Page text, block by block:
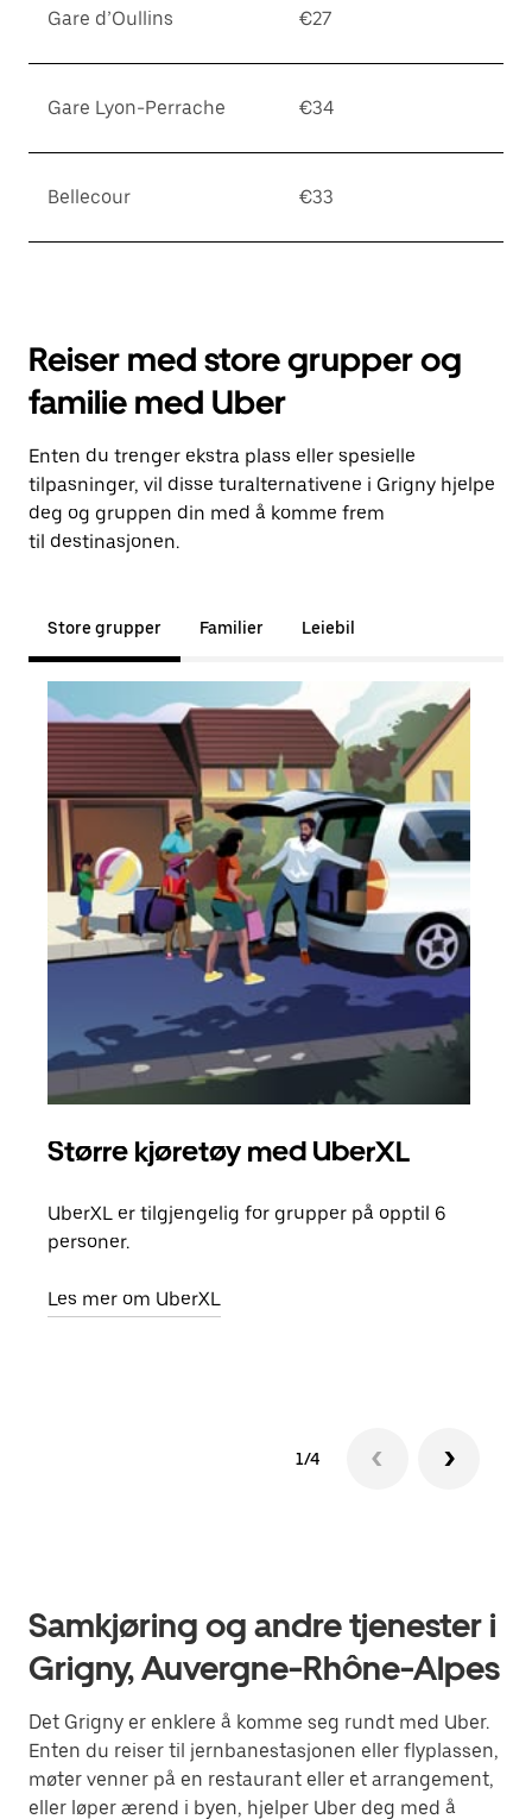
Gare d’Oullins €27
Gare Lyon-Perrache €34
Bellecour €33
Reiser med store grupper og
familie med Uber
Enten du trenger ekstra plass eller spesielle
tilpasninger, vil disse turalternativene i Grigny hjelpe
deg og gruppen din med å komme frem
til destinasjonen.
Store grupper Familier Leiebil
Større kjøretøy med UberXL
UberXL er tilgjengelig for grupper på opptil 6
personer.
Les mer om UberXL
1/4
Samkjøring og andre tjenester i
Grigny, Auvergne-Rhône-Alpes
Det Grigny er enklere å komme seg rundt med Uber.
Enten du reiser til jernbanestasjonen eller flyplassen,
møter venner på en restaurant eller et arrangement,
eller løper ærend i byen, hjelper Uber deg med å